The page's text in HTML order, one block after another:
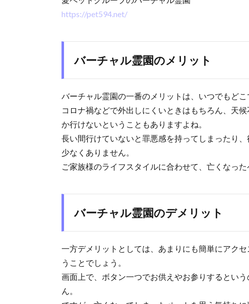
https://pet594.net/
バーチャル霊園のメリット
バーチャル霊園の一番のメリットは、いつでもど
コロナ禍などで外出しにくいときはもちろん、天
か行けないということもありますよね。
長い間行けていないと罪悪感を持ってしまったり
少なくありません。
ご家族様のライフスタイルに合わせて、亡くなっ
バーチャル霊園のデメリット
一方デメリットとしては、あまりにも簡単にアク
うことでしょう。
画面上で、ボタン一つでお供えやお参りするとい
ん。